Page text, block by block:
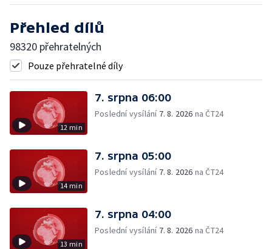
Přehled dílů
98320 přehratelných
Pouze přehratelné díly
12 min
7. srpna 06:00
Poslední vysílání 7. 8. 2026 na ČT24
14 min
7. srpna 05:00
Poslední vysílání 7. 8. 2026 na ČT24
13 min
7. srpna 04:00
Poslední vysílání 7. 8. 2026 na ČT24